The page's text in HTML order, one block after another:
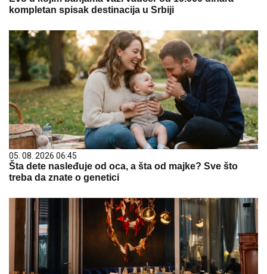
kompletan spisak destinacija u Srbiji
05. 08. 2026 06:45
Šta dete nasleđuje od oca, a šta od majke? Sve što
treba da znate o genetici